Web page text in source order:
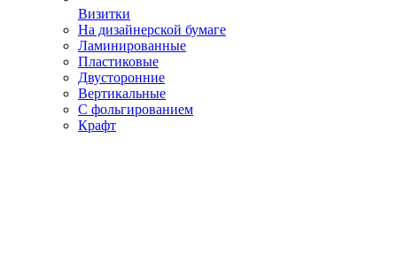
Визитки
На дизайнерской бумаге
Ламинированные
Пластиковые
Двусторонние
Вертикальные
С фольгированием
Крафт